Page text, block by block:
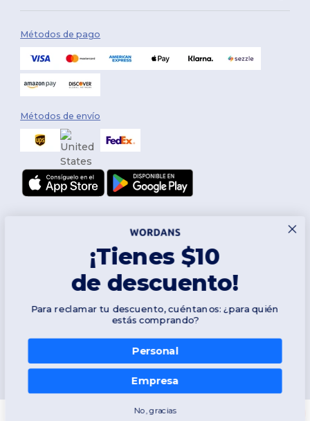
Métodos de pago
Métodos de envío
2026. Todos los derechos reservados
Términos y Condiciones|Política de personalización|Política de
Política de Cookies|
¡Tienes $10
de descuento!
Para reclamar tu descuento, cuéntanos: ¿para quién
estás comprando?
Personal
Empresa
No, gracias